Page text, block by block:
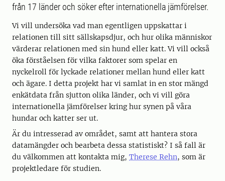
från 17 länder och söker efter internationella jämförelser.
Vi vill undersöka vad man egentligen uppskattar i
relationen till sitt sällskapsdjur, och hur olika människor
värderar relationen med sin hund eller katt. Vi vill också
öka förståelsen för vilka faktorer som spelar en
nyckelroll för lyckade relationer mellan hund eller katt
och ägare. I detta projekt har vi samlat in en stor mängd
enkätdata från sjutton olika länder, och vi vill göra
internationella jämförelser kring hur synen på våra
hundar och katter ser ut.
Är du intresserad av området, samt att hantera stora
datamängder och bearbeta dessa statistiskt? I så fall är
du välkommen att kontakta mig, Therese Rehn, som är
projektledare för studien.